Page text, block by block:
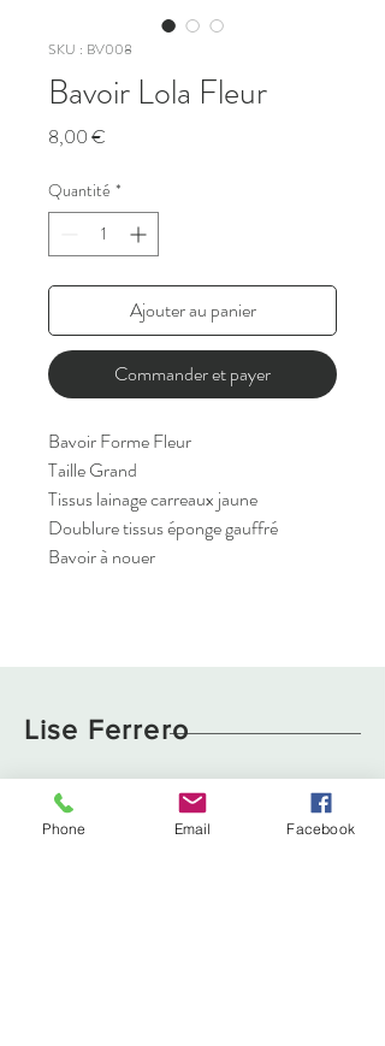
SKU : BV008
Bavoir Lola Fleur
8,00 €
Quantité *
Ajouter au panier
Commander et payer
Bavoir Forme Fleur
Taille Grand
Tissus lainage carreaux jaune
Doublure tissus éponge gauffré
Bavoir à nouer
Lise Ferrero
À propos
Livraison et retours
Politique de cookies
Phone Email Facebook